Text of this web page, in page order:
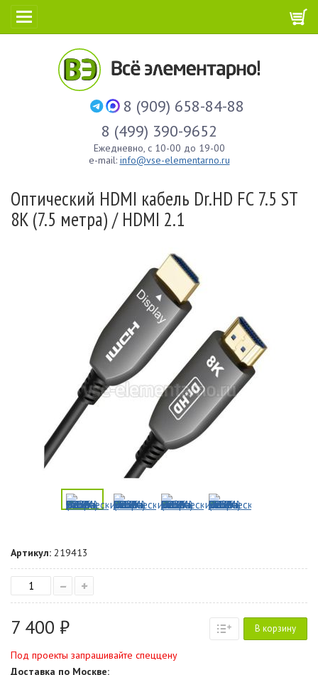
8 (909) 658-84-88
8 (499) 390-9652
Ежедневно, с 10-00 до 19-00
e-mail: info@vse-elementarno.ru
Оптический HDMI кабель Dr.HD FC 7.5 ST
8K (7.5 метра) / HDMI 2.1
Артикул: 219413
– +
7 400 ₽ В корзину
Под проекты запрашивайте спеццену
Доставка по Москве: